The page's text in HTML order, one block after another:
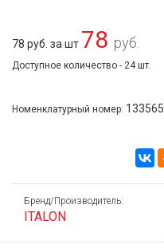
78 руб. за шт 78 руб.
Доступное количество - 24 шт.
Номенклатурный номер: 133565
Бренд/Производитель:
ITALON